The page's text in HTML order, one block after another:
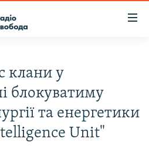
клани у
блокуватиму
та енергетики
Unit"